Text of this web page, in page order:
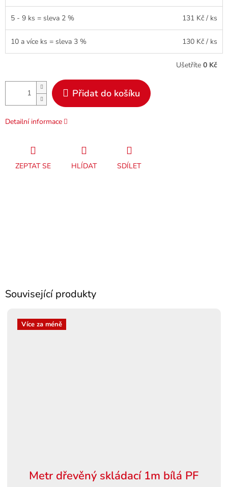
5 - 9 ks = sleva 2 % 131 Kč / ks
10 a více ks = sleva 3 % 130 Kč / ks
Ušetříte 0 Kč
Přidat do košíku
Detailní informace
ZEPTAT SE HLÍDAT SDÍLET
Související produkty
Více za méně
Metr dřevěný skládací 1m bílá PF